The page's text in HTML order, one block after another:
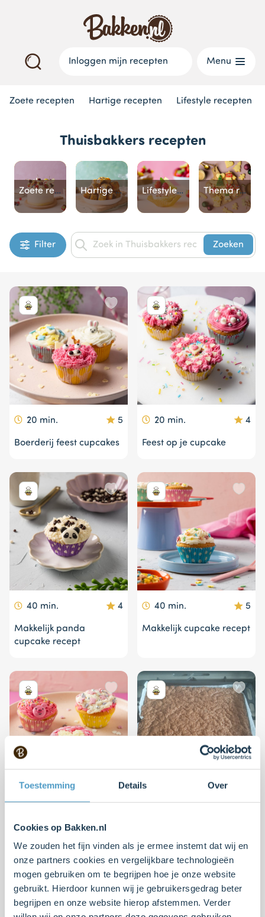
Toestemming Details Over
Cookies op Bakken.nl
We zouden het fijn vinden als je ermee instemt dat wij en
onze partners cookies en vergelijkbare technologieën
mogen gebruiken om te begrijpen hoe je onze website
gebruikt. Hierdoor kunnen wij je gebruikersgedrag beter
begrijpen en onze website hierop afstemmen. Verder
Inloggen mijn recepten Menu
Zoete recepten Hartige recepten Lifestyle recepten
Thuisbakkers recepten
Zoete recepten Hartige recepten Lifestyle recepten Thema recepten
Item
1
Filter Zoeken
20 min. 5
Boerderij feest cupcakes
20 min. 4
Feest op je cupcake
40 min. 4
Makkelijk panda
cupcake recept
40 min. 5
Makkelijk cupcake recept
40 min. 5
Het liefdes cakeje
20 min. 4